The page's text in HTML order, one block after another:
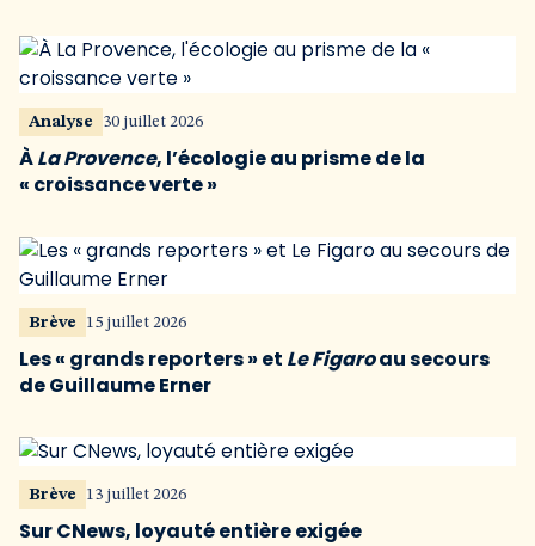
Analyse 30 juillet 2026
ÀLa Provence, l’écologie au prisme de la
« croissance verte »
Brève 15 juillet 2026
Les « grands reporters » et Le Figaroau secours
de Guillaume Erner
Brève 13 juillet 2026
Sur CNews, loyauté entière exigée